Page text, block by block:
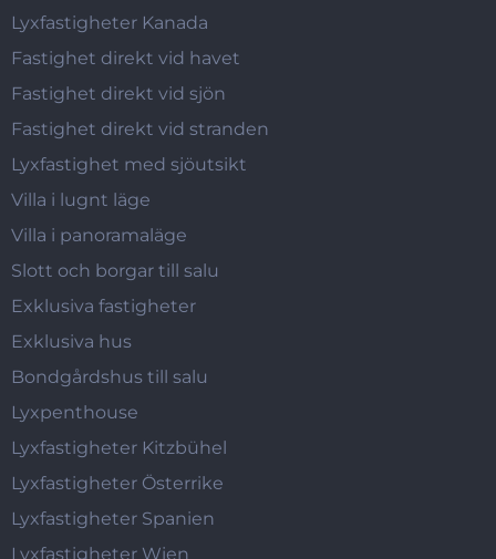
Lyxfastigheter Kanada
Fastighet direkt vid havet
Fastighet direkt vid sjön
Fastighet direkt vid stranden
Lyxfastighet med sjöutsikt
Villa i lugnt läge
Villa i panoramaläge
Slott och borgar till salu
Exklusiva fastigheter
Exklusiva hus
Bondgårdshus till salu
Lyxpenthouse
Lyxfastigheter Kitzbühel
Lyxfastigheter Österrike
Lyxfastigheter Spanien
Lyxfastigheter Wien